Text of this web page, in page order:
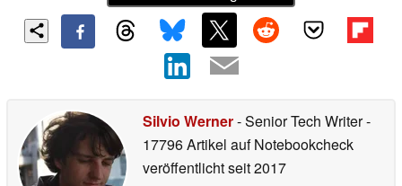
Silvio Werner- Senior Tech Writer-
17796 Artikel auf Notebookcheck
veröffentlichtseit 2017